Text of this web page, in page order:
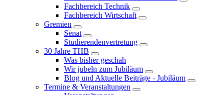
Fachbereich Technik
Fachbereich Wirtschaft
Gremien
Senat
Studierendenvertretung
30 Jahre THB
Was bisher geschah
Wir jubeln zum Jubiläum
Blog und Aktuelle Beiträge - Jubiläum
Termine & Veranstaltungen